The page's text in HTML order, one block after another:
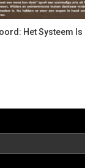
Het Systeem Is